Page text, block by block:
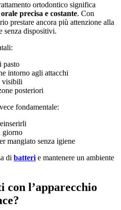
ortodontico significa
precisa e costante. Con
prestare ancora più attenzione alla
senza dispositivi.
pasto
intorno agli attacchi
visibili
posteriori
fondamentale:
giorno
mangiato senza igiene
di batteri e mantenere un ambiente
con l’apparecchio